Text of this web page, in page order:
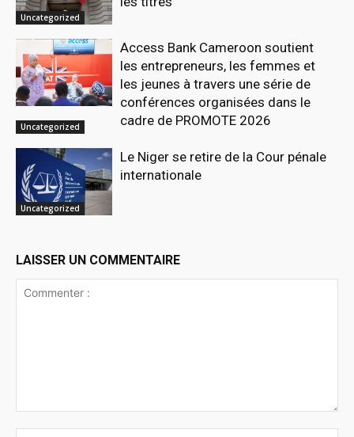
Uncategorized
Uncategorized
Access Bank Cameroon soutient
les entrepreneurs, les femmes et
les jeunes à travers une série de
conférences organisées dans le
cadre de PROMOTE 2026
Uncategorized
Le Niger se retire de la Cour pénale
internationale
LAISSER UN COMMENTAIRE